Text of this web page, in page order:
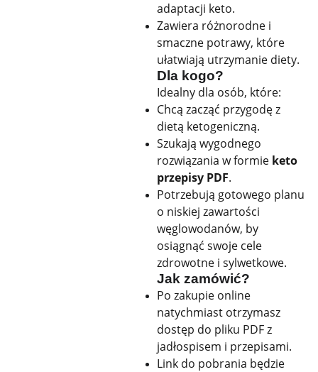
adaptacji keto.
Zawiera różnorodne i
smaczne potrawy, które
ułatwiają utrzymanie diety.
Dla kogo?
Idealny dla osób, które:
Chcą zacząć przygodę z
dietą ketogeniczną.
Szukają wygodnego
rozwiązania w formie keto
przepisy PDF.
Potrzebują gotowego planu
o niskiej zawartości
węglowodanów, by
osiągnąć swoje cele
zdrowotne i sylwetkowe.
Jak zamówić?
Po zakupie online
natychmiast otrzymasz
dostęp do pliku PDF z
jadłospisem i przepisami.
Link do pobrania będzie